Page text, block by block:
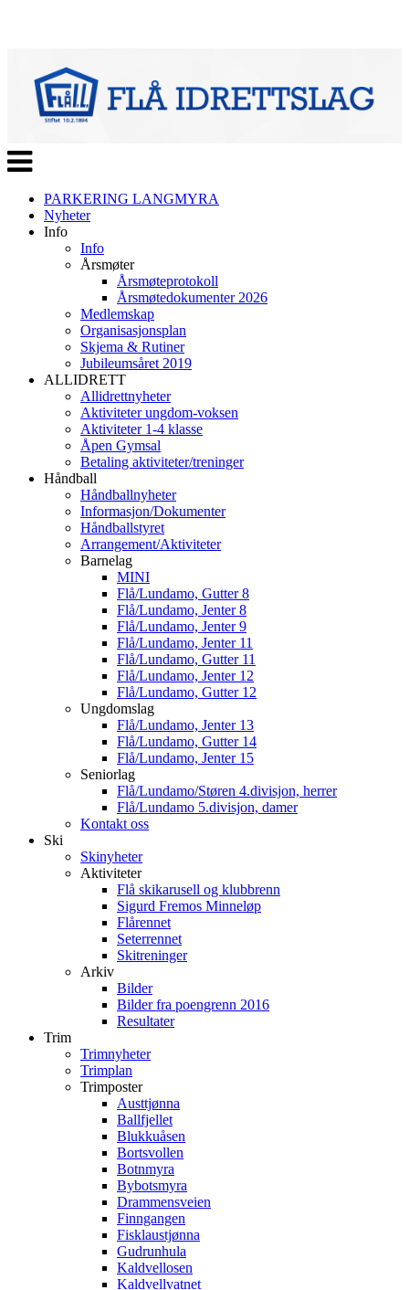
Veksle
navigasjon
PARKERING LANGMYRA
Nyheter
Info
Info
Årsmøter
Årsmøteprotokoll
Årsmøtedokumenter 2026
Medlemskap
Organisasjonsplan
Skjema & Rutiner
Jubileumsåret 2019
ALLIDRETT
Allidrettnyheter
Aktiviteter ungdom-voksen
Aktiviteter 1-4 klasse
Åpen Gymsal
Betaling aktiviteter/treninger
Håndball
Håndballnyheter
Informasjon/Dokumenter
Håndballstyret
Arrangement/Aktiviteter
Barnelag
MINI
Flå/Lundamo, Gutter 8
Flå/Lundamo, Jenter 8
Flå/Lundamo, Jenter 9
Flå/Lundamo, Jenter 11
Flå/Lundamo, Gutter 11
Flå/Lundamo, Jenter 12
Flå/Lundamo, Gutter 12
Ungdomslag
Flå/Lundamo, Jenter 13
Flå/Lundamo, Gutter 14
Flå/Lundamo, Jenter 15
Seniorlag
Flå/Lundamo/Støren 4.divisjon, herrer
Flå/Lundamo 5.divisjon, damer
Kontakt oss
Ski
Skinyheter
Aktiviteter
Flå skikarusell og klubbrenn
Sigurd Fremos Minneløp
Flårennet
Seterrennet
Skitreninger
Arkiv
Bilder
Bilder fra poengrenn 2016
Resultater
Trim
Trimnyheter
Trimplan
Trimposter
Austtjønna
Ballfjellet
Blukkuåsen
Bortsvollen
Botnmyra
Bybotsmyra
Drammensveien
Finngangen
Fisklaustjønna
Gudrunhula
Kaldvellosen
Kaldvellvatnet